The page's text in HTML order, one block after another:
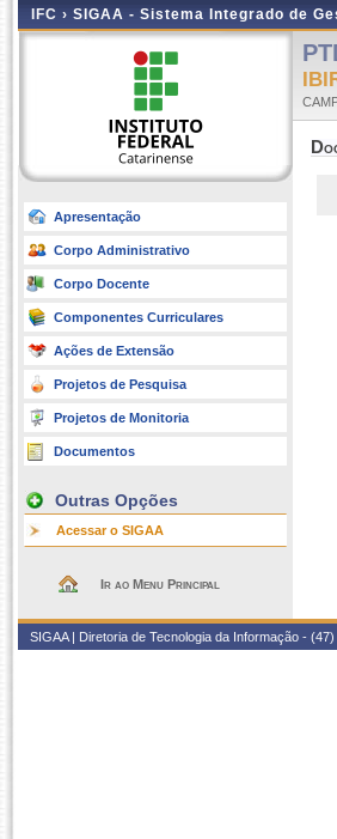
IFC › SIGAA - Sistema Integrado de
Apresentação
Corpo Administrativo
Corpo Docente
Componentes Curriculares
Ações de Extensão
Projetos de Pesquisa
Projetos de Monitoria
Documentos
Outras Opções
Acessar o SIGAA
Ir ao Menu Principal
SIGAA | Diretoria de Tecnologia da Informação -